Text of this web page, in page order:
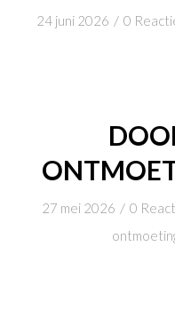
24 juni 2026 / 0
27 mei 2026 / 0